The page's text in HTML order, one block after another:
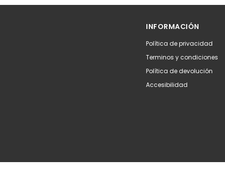
INFORMACIÓN
Política de privacidad
Terminos y condiciones
Política de devolución
Accesibilidad